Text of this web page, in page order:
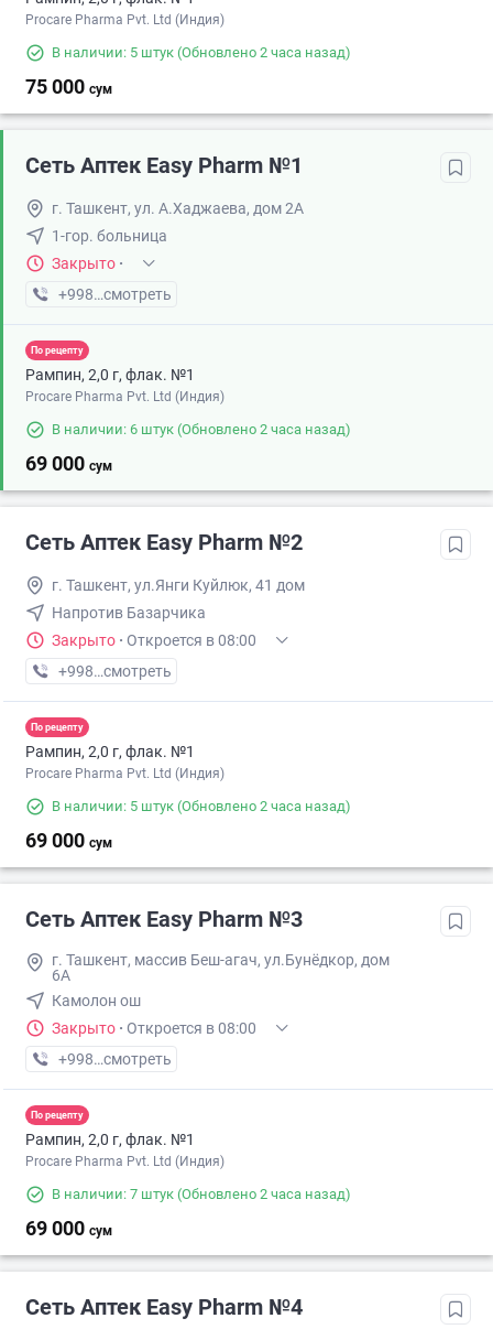
Procare Pharma Pvt. Ltd (Индия)
В наличии: 5 штук (Обновлено 2 часа назад)
75 000 сум
Сеть Аптек Easy Pharm №1
г. Ташкент, ул. А.Хаджаева, дом 2А
1-гор. больница
Закрыто ·
+998 (94) XXX-XX-XX
смотреть
По рецепту
Рампин, 2,0 г, флак. №1
Procare Pharma Pvt. Ltd (Индия)
В наличии: 6 штук (Обновлено 2 часа назад)
69 000 сум
Сеть Аптек Easy Pharm №2
г. Ташкент, ул.Янги Куйлюк, 41 дом
Напротив Базарчика
Закрыто · Откроется в 08:00
+998 (97) XXX-XX-XX
смотреть
По рецепту
Рампин, 2,0 г, флак. №1
Procare Pharma Pvt. Ltd (Индия)
В наличии: 5 штук (Обновлено 2 часа назад)
69 000 сум
Сеть Аптек Easy Pharm №3
г. Ташкент, массив Беш-агач, ул.Бунёдкор, дом
6А
Камолон ош
Закрыто · Откроется в 08:00
+998 (71) XXX-XX-XX
смотреть
По рецепту
Рампин, 2,0 г, флак. №1
Procare Pharma Pvt. Ltd (Индия)
В наличии: 7 штук (Обновлено 2 часа назад)
69 000 сум
Сеть Аптек Easy Pharm №4